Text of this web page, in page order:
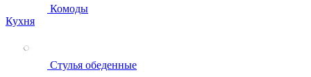
Комоды
Кухня
Стулья обеденные